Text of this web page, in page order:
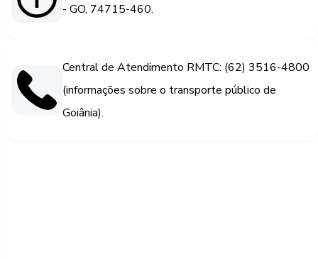
- GO, 74715-460.
Central de Atendimento RMTC: (62) 3516-4800
(informações sobre o transporte público de
Goiânia).